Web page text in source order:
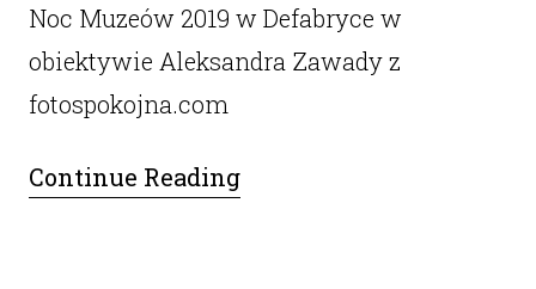
Noc Muzeów 2019 w Defabryce w
obiektywie Aleksandra Zawady z
fotospokojna.com
Continue Reading